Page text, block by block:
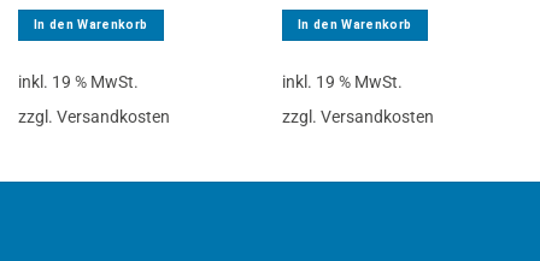
In den Warenkorb
inkl. 19 % MwSt.
zzgl. Versandkosten
In den Warenkorb
inkl. 19 % MwSt.
zzgl. Versandkosten